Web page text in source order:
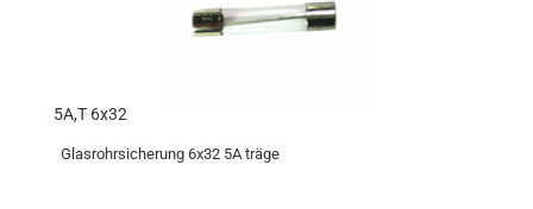
5A,T 6x32
Glasrohrsicherung 6x32 5A träge